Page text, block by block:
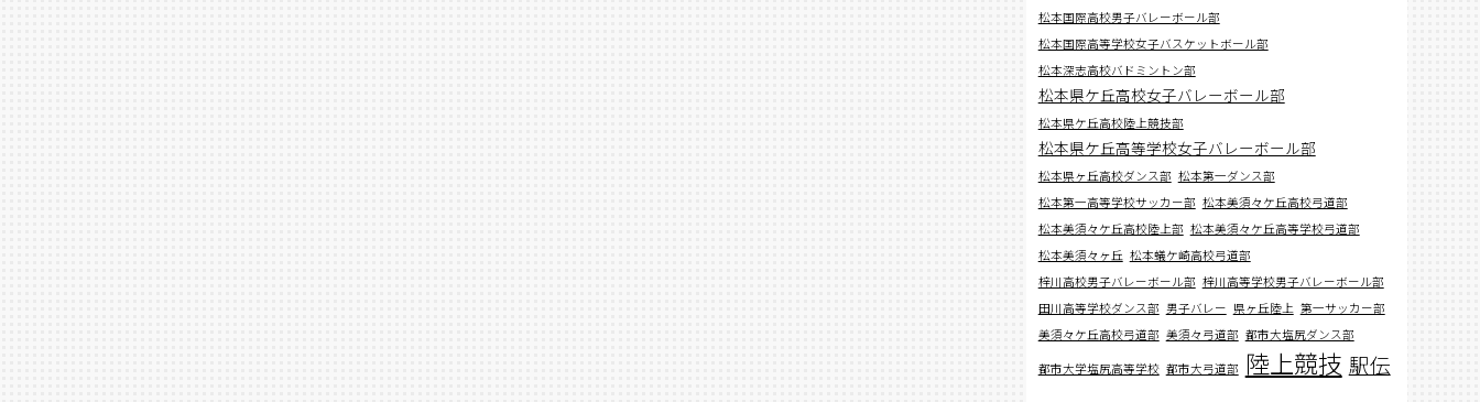
松本国際高校男子バレーボール部
松本国際高等学校女子バスケットボール部
松本深志高校バドミントン部
松本県ケ丘高校女子バレーボール部
松本県ケ丘高校陸上競技部
松本県ケ丘高等学校女子バレーボール部
松本県ヶ丘高校ダンス部 松本第一ダンス部
松本第一高等学校サッカー部 松本美須々ケ丘高校弓道部
松本美須々ケ丘高校陸上部 松本美須々ケ丘高等学校弓道部
松本美須々ヶ丘 松本蟻ケ崎高校弓道部
梓川高校男子バレーボール部 梓川高等学校男子バレーボール部
田川高等学校ダンス部 男子バレー 県ヶ丘陸上 第一サッカー部
美須々ケ丘高校弓道部 美須々弓道部 都市大塩尻ダンス部
都市大学塩尻高等学校 都市大弓道部 陸上競技 駅伝